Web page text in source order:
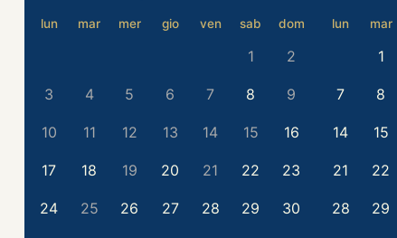
lun mar mer gio ven sab dom
1 2
3 4 5 6 7 8 9
10 11 12 13 14 15 16
17 18 19 20 21 22 23
24 25 26 27 28 29 30
lun mar
1
7 8
14 15
21 22
28 29